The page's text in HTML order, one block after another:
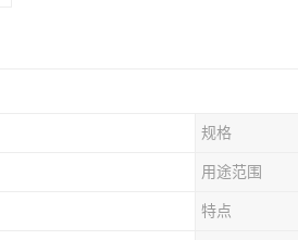
规格
用途范围
特点